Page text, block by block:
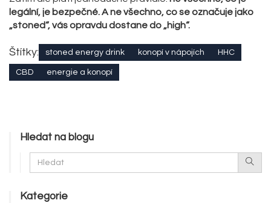
legální, je bezpečné. A ne všechno, co se označuje jako
„stoned“, vás opravdu dostane do „high“.
Štítky: stoned energy drink konopí v nápojích HHC
CBD energie a konopí
Hledat na blogu
Kategorie